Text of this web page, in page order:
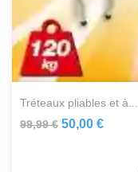
tréteaux pliables et à...
99,99 € 50,00 €